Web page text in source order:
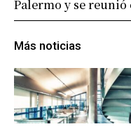
Más noticias
Palermo y se reunió